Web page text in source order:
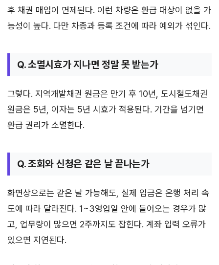
후 채권 매입이 면제된다. 이런 차량은 환급 대상이 없을 가
능성이 높다. 다만 차종과 등록 조건에 따라 예외가 섞인다.
Q. 소멸시효가 지나면 정말 못 받는가
그렇다. 지역개발채권 원금은 만기 후 10년, 도시철도채권
원금은 5년, 이자는 5년 시효가 적용된다. 기간을 넘기면
환급 권리가 소멸한다.
Q. 조회와 신청은 같은 날 끝나는가
화면상으로는 같은 날 가능해도, 실제 입금은 은행 처리 속
도에 따라 달라진다. 1~3영업일 안에 들어오는 경우가 많
고, 업무량이 많으면 2주까지도 잡힌다. 계좌 입력 오류가
있으면 지연된다.